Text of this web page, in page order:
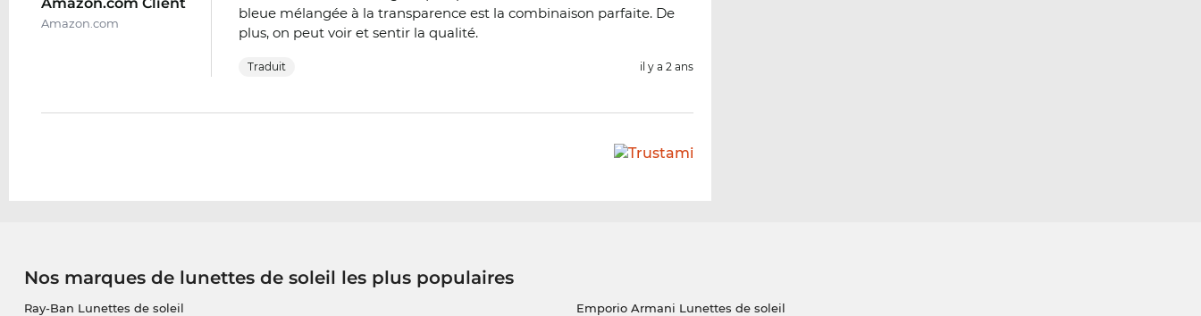
Amazon.com
bleue mélangée à la transparence est la combinaison parfaite. De
plus, on peut voir et sentir la qualité.
Traduit il y a 2 ans
Nos marques de lunettes de soleil les plus populaires
Ray-Ban Lunettes de soleil
Emporio Armani Lunettes de soleil